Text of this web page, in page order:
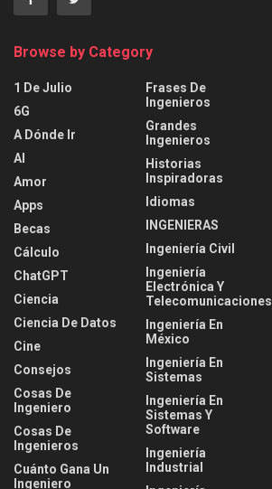
Browse by Category
1 De Julio
6G
A Dónde Ir
AI
Amor
Apps
Becas
Cálculo
ChatGPT
Ciencia
Ciencia De Datos
Cine
Consejos
Cosas De
Ingeniero
Cosas De
Ingenieros
Cuánto Gana Un
Ingeniero
Frases De
Ingenieros
Grandes
Ingenieros
Historias
Inspiradoras
Idiomas
INGENIERAS
Ingeniería Civil
Ingeniería
Electrónica Y
Telecomunicaciones
Ingeniería En
México
Ingeniería En
Sistemas
Ingeniería En
Sistemas Y
Software
Ingeniería
Industrial